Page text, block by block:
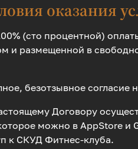
оказания
(сто процентной)
размещенной в
безотзывное согласие
Договору
можно в AppStore и
к СКУД Фитнес-клуба.